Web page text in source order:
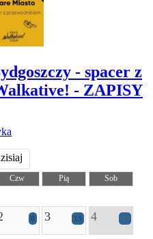
- spacer z
- ZAPISY
Czw Pią
Sob
8 3 13 4 20